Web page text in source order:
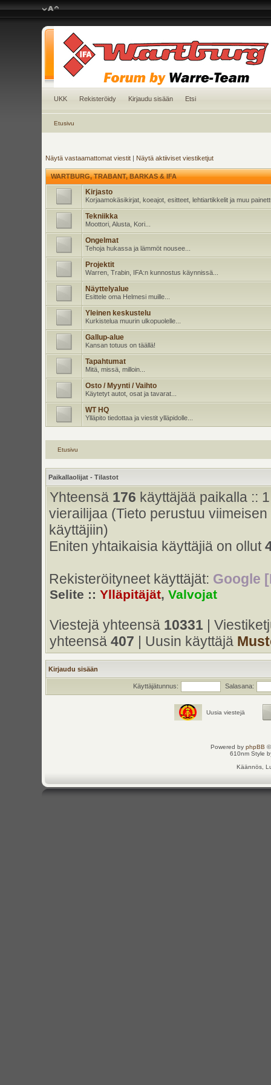
UKK Rekisteröidy Kirjaudu sisään Etsi
Etusivu
Näytä vastaamattomat viestit| Näytä aktiiviset viestiketjut
WARTBURG, TRABANT, BARKAS & IFA
Kirjasto
Korjaamokäsikirjat, koeajot, esitteet, lehtiartikkelit ja muu
Tekniikka
Moottori, Alusta, Kori...
Ongelmat
Tehoja hukassa ja lämmöt nousee...
Projektit
Warren, Trabin, IFA:n kunnostus käynnissä...
Näyttelyalue
Esittele oma Helmesi muille...
Yleinen keskustelu
Kurkistelua muurin ulkopuolelle...
Gallup-alue
Kansan totuus on täällä!
Tapahtumat
Mitä, missä, milloin...
Osto / Myynti / Vaihto
Käytetyt autot, osat ja tavarat...
WT HQ
Ylläpito tiedottaa ja viestit ylläpidolle...
Etusivu
Paikallaolijat - Tilastot
Yhteensä 176 käyttäjää paikalla ::
vierailijaa (Tieto perustuu
käyttäjiin)
Eniten yhtaikaisia käyttäjiä on ollut
Rekisteröityneet käyttäjät: Google
Selite :: Ylläpitäjät, Valvojat
Viestejä yhteensä 10331 |
yhteensä 407 | Uusin käyttäjä
Kirjaudu sisään
Käyttäjätunnus: Salasana:
Uusia viestejä
Powered by phpBB
610nm Style
Käännös,